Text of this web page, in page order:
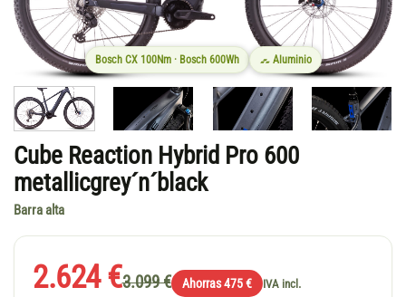
Bosch CX 100Nm · Bosch 600Wh Aluminio
Cube Reaction Hybrid Pro 600
metallicgrey´n´black
Barra alta
2.624 €3.099 € Ahorras 475 € IVA incl.